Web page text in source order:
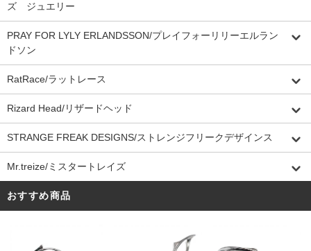
ズ ジュエリー
PRAY FOR LYLY ERLANDSSON/プレイフォーリリーエルラン
ドソン
RatRace/ラットレース
Rizard Head/リザードヘッド
STRANGE FREAK DESIGNS/ストレンジフリークデザインス
Mr.treize/ミスタートレイズ
おすすめ商品